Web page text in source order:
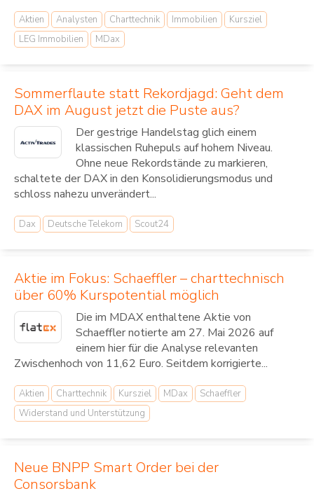
Aktien Analysten Charttechnik Immobilien
Kursziel
LEG Immobilien
MDax
Sommerflaute statt Rekordjagd: Geht dem
DAX im August jetzt die Puste aus?
Der gestrige Handelstag glich einem
klassischen Ruhepuls auf hohem Niveau.
Ohne neue Rekordstände zu markieren,
schaltete der DAX in den Konsolidierungsmodus und
schloss nahezu unverändert...
Dax Deutsche Telekom Scout24
Aktie im Fokus: Schaeffler – charttechnisch
über 60% Kurspotential möglich
Die im MDAX enthaltene Aktie von
Schaeffler notierte am 27. Mai 2026 auf
einem hier für die Analyse relevanten
Zwischenhoch von 11,62 Euro. Seitdem korrigierte...
Aktien Charttechnik Kursziel MDax
Schaeffler
Widerstand und Unterstützung
Neue BNPP Smart Order bei der
Consorsbank